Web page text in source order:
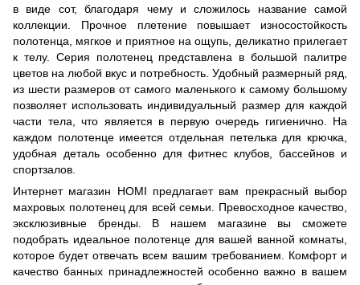
в виде сот, благодаря чему и сложилось название самой
коллекции. Прочное плетение повышает износостойкость
полотенца, мягкое и приятное на ощупь, деликатно прилегает
к телу. Серия полотенец представлена в большой палитре
цветов на любой вкус и потребность. Удобный размерный ряд,
из шести размеров от самого маленького к самому большому
позволяет использовать индивидуальный размер для каждой
части тела, что является в первую очередь гигиенично. На
каждом полотенце имеется отдельная петелька для крючка,
удобная деталь особенно для фитнес клубов, бассейнов и
спортзалов.
Интернет магазин HOMI предлагает вам прекрасный выбор
махровых полотенец для всей семьи. Превосходное качество,
эксклюзивные бренды. В нашем магазине вы сможете
подобрать идеальное полотенце для вашей ванной комнаты,
которое будет отвечать всем вашим требованием. Комфорт и
качество банных принадлежностей особенно важно в вашем